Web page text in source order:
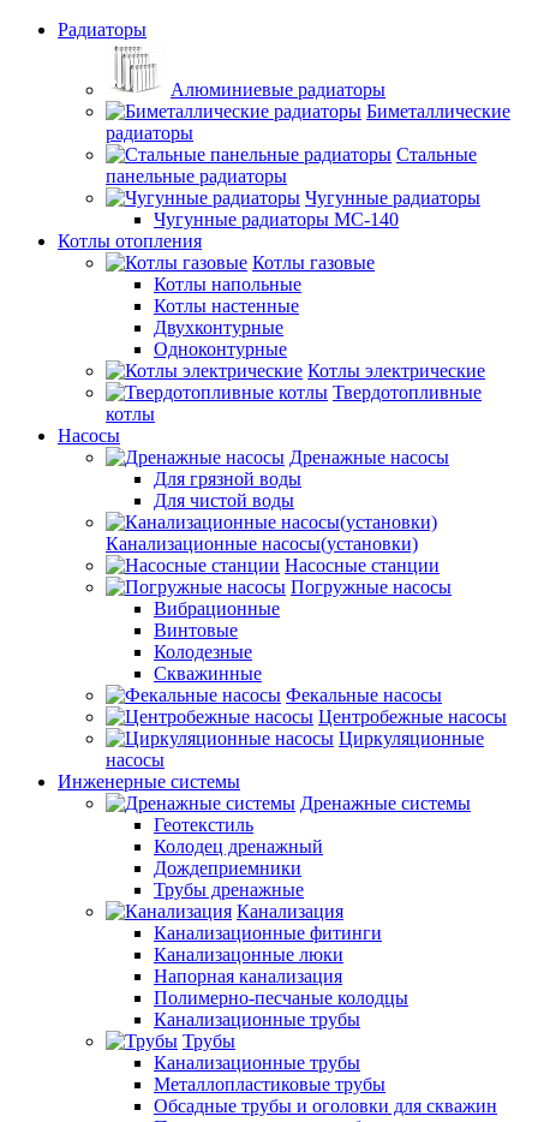
Радиаторы
Алюминиевые радиаторы
Биметаллические
радиаторы
Стальные
панельные радиаторы
Чугунные радиаторы
Чугунные радиаторы МС-140
Котлы отопления
Котлы газовые
Котлы напольные
Котлы настенные
Двухконтурные
Одноконтурные
Котлы электрические
Твердотопливные
котлы
Насосы
Дренажные насосы
Для грязной воды
Для чистой воды
Канализационные насосы(установки)
Насосные станции
Погружные насосы
Вибрационные
Винтовые
Колодезные
Скважинные
Фекальные насосы
Центробежные насосы
Циркуляционные
насосы
Инженерные системы
Дренажные системы
Геотекстиль
Колодец дренажный
Дождеприемники
Трубы дренажные
Канализация
Канализационные фитинги
Канализацонные люки
Напорная канализация
Полимерно-песчаные колодцы
Канализационные трубы
Трубы
Канализационные трубы
Металлопластиковые трубы
Обсадные трубы и оголовки для скважин